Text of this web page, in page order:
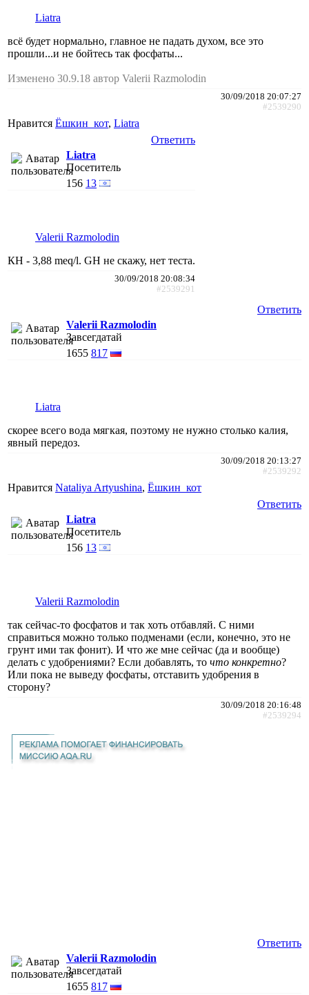
Liatra
всё будет нормально, главное не падать духом, все это
прошли...и не бойтесь так фосфаты...
Изменено 30.9.18 автор Valerii Razmolodin
30/09/2018 20:07:27
#2539290
Нравится Ёшкин_кот, Liatra
Ответить
Liatra
Посетитель
156 13
Valerii Razmolodin
КН - 3,88 meq/l. GH не скажу, нет теста.
30/09/2018 20:08:34
#2539291
Ответить
Valerii Razmolodin
Завсегдатай
1655 817
Liatra
скорее всего вода мягкая, поэтому не нужно столько калия,
явный передоз.
30/09/2018 20:13:27
#2539292
Нравится Nataliya Artyushina, Ёшкин_кот
Ответить
Liatra
Посетитель
156 13
Valerii Razmolodin
так сейчас-то фосфатов и так хоть отбавляй. С ними
справиться можно только подменами (если, конечно, это не
грунт ими так фонит). И что же мне сейчас (да и вообще)
делать с удобрениями? Если добавлять, то что конкретно?
Или пока не выведу фосфаты, отставить удобрения в
сторону?
30/09/2018 20:16:48
#2539294
Ответить
Valerii Razmolodin
Завсегдатай
1655 817